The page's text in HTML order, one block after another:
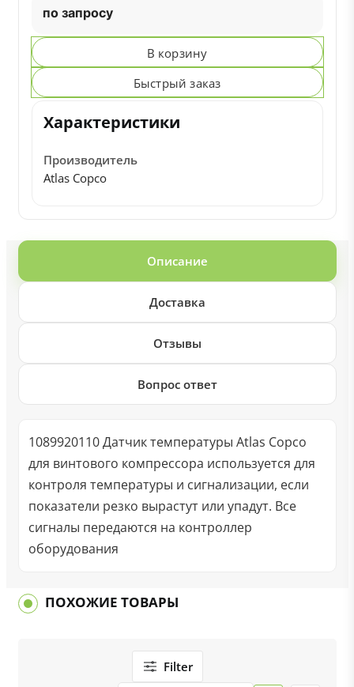
по запросу
В корзину
Быстрый заказ
Характеристики
Производитель
Atlas Copco
Описание
Доставка
Отзывы
Вопрос ответ
1089920110 Датчик температуры Atlas Copco
для винтового компрессора используется для
контроля температуры и сигнализации, если
показатели резко вырастут или упадут. Все
сигналы передаются на контроллер
оборудования
ПОХОЖИЕ ТОВАРЫ
Filter